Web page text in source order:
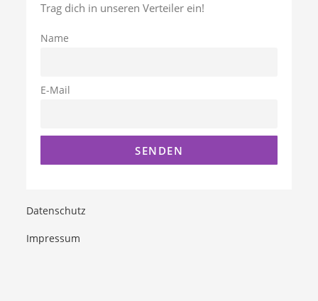
Trag dich in unseren Verteiler ein!
Name
E-Mail
Datenschutz
Impressum